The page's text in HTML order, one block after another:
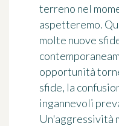
terreno nel
aspetteremo.
molte nuove
opportunità
sfide, la
ingannevoli
Un'aggressività